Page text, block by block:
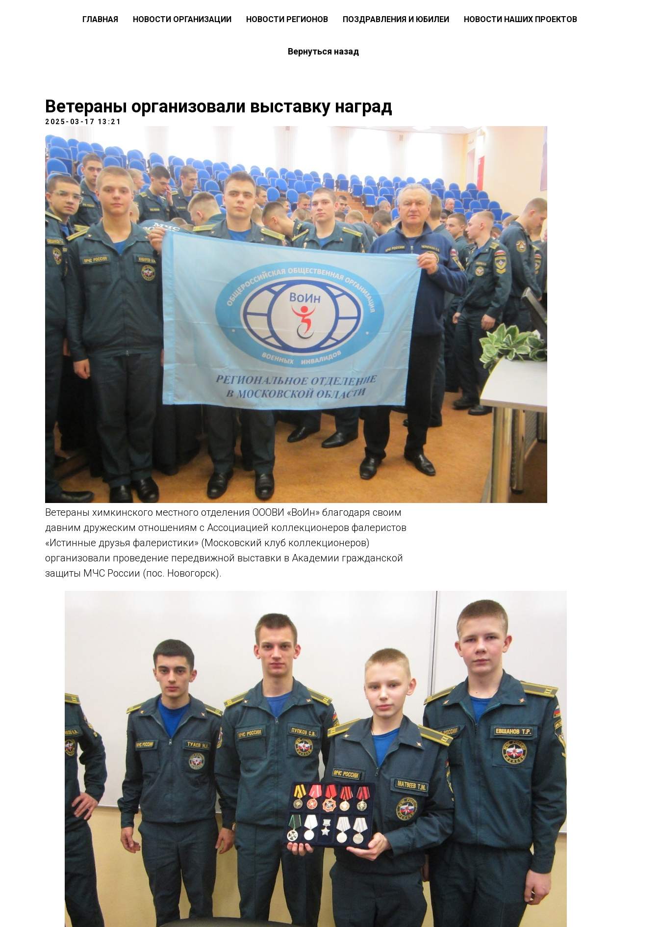
ГЛАВНАЯ НОВОСТИ ОРГАНИЗАЦИИ НОВОСТИ РЕГИОНОВ ПОЗДРАВЛЕНИЯ И ЮБИЛЕИ НОВОСТИ НАШИХ ПРОЕКТОВ
Вернуться назад
Ветераны организовали выставку наград
2025-03-17 13:21
Ветераны химкинского местного отделения ОООВИ «ВоИн» благодаря своим
давним дружеским отношениям с Ассоциацией коллекционеров фалеристов
«Истинные друзья фалеристики» (Московский клуб коллекционеров)
организовали проведение передвижной выставки в Академии гражданской
защиты МЧС России (пос. Новогорск).